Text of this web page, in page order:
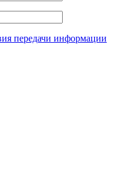
передачи информации